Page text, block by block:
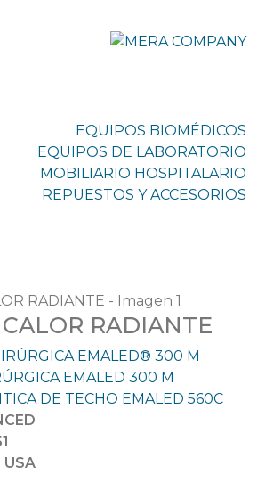
EQUIPOS BIOMÉDICOS
EQUIPOS DE LABORATORIO
MOBILIARIO HOSPITALARIO
REPUESTOS Y ACCESORIOS
RADIANTE
EMALED 300 M
DE TECHO EMALED 560C
USA